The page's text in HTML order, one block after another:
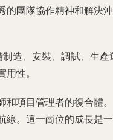
團隊協作精神和解決沖
造、安裝、調試、生
性。
項目管理者的復合體
。這一崗位的成長是